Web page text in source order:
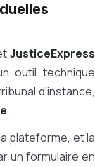
JusticeExpress
outil technique
d’instance,
.
plateforme, et la
un formulaire en